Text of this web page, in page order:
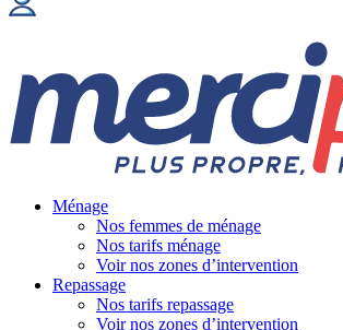
Ménage
Nos femmes de ménage
Nos tarifs ménage
Voir nos zones d’intervention
Repassage
Nos tarifs repassage
Voir nos zones d’intervention